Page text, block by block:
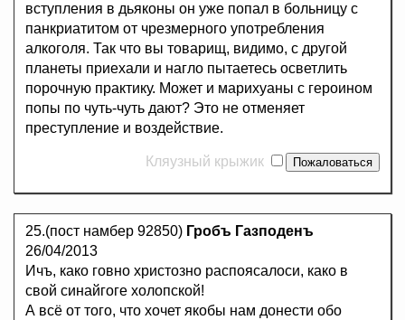
вступления в дьяконы он уже попал в больницу с
панкриатитом от чрезмерного употребления
алкоголя. Так что вы товарищ, видимо, с другой
планеты приехали и нагло пытаетесь осветлить
порочную практику. Может и марихуаны с героином
попы по чуть-чуть дают? Это не отменяет
преступление и воздействие.
Кляузный крыжик
25.(пост намбер 92850) Гробъ Газподенъ
26/04/2013
Ичъ, како говно христозно распоясалоси, како в
свой синайгоге холопской!
А всё от того, что хочет якобы нам донести обо